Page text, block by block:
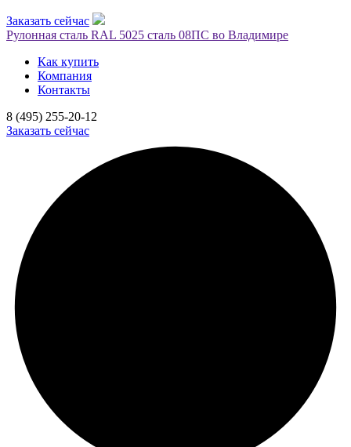
Заказать сейчас
Рулонная сталь RAL 5025 сталь 08ПС во Владимире
Как купить
Компания
Контакты
8 (495) 255-20-12
Заказать сейчас